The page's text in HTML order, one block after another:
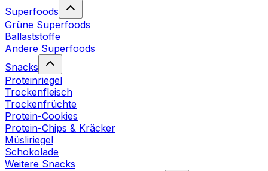
Superfoods
Grüne Superfoods
Ballaststoffe
Andere Superfoods
Snacks
Proteinriegel
Trockenfleisch
Trockenfrüchte
Protein-Cookies
Protein-Chips & Kräcker
Müsliriegel
Schokolade
Weitere Snacks